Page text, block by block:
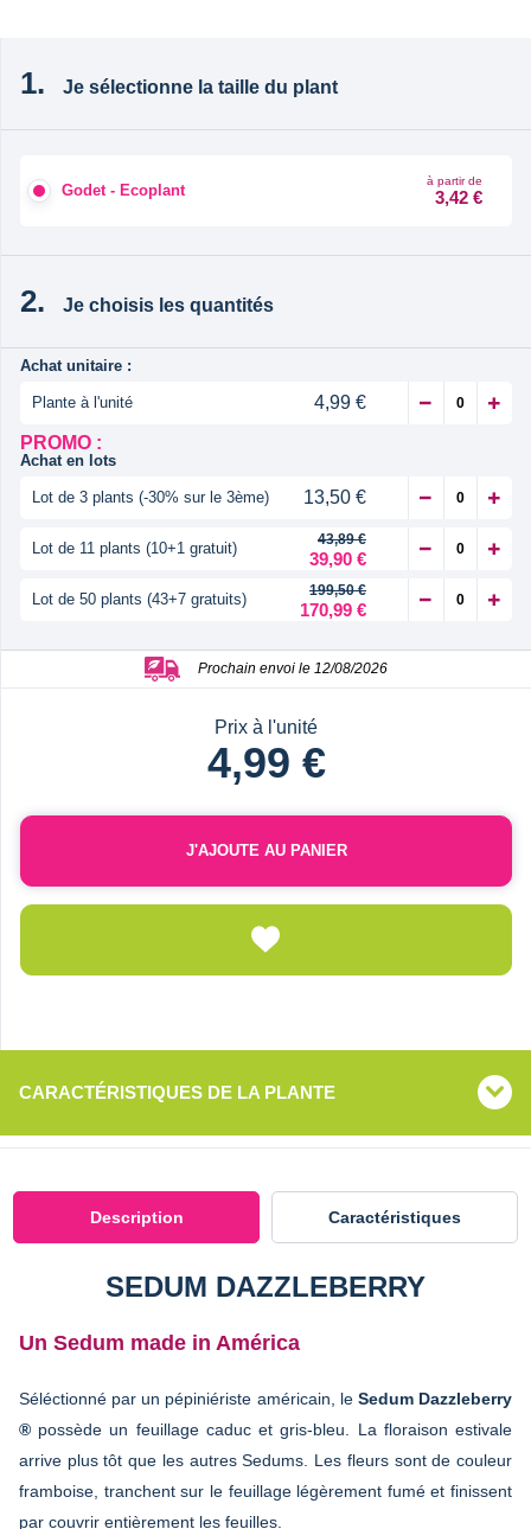
Je sélectionne la taille du plant
Godet - Ecoplant
à partir de
3,42 €
Je choisis les quantités
Achat unitaire :
Plante à l'unité
4,99 €
PROMO :
Achat en lots
Lot de 3 plants (-30% sur le 3ème) 13,50 €
Lot de 11 plants (10+1 gratuit) 43,89 €
39,90 €
Lot de 50 plants (43+7 gratuits) 199,50 €
170,99 €
Prochain envoi le 12/08/2026
Prix à l'unité
4,99 €
J'AJOUTE AU PANIER
CARACTÉRISTIQUES DE LA PLANTE
Description Caractéristiques
SEDUM DAZZLEBERRY
Un Sedum made in América
Séléctionné par un pépiniériste américain, le Sedum Dazzleberry
® possède un feuillage caduc et gris-bleu. La floraison estivale
arrive plus tôt que les autres Sedums. Les fleurs sont de couleur
framboise, tranchent sur le feuillage légèrement fumé et finissent
par couvrir entièrement les feuilles.